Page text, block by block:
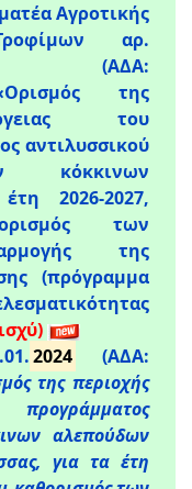
Αγροτικής
αρ.
(ΑΔΑ:
της
του
αντιλυσσικού
κόκκινων
2026-2027,
των
της
(πρόγραμμα
2024
(ΑΔΑ:
της περιοχής
αλεπούδων
για τα έτη